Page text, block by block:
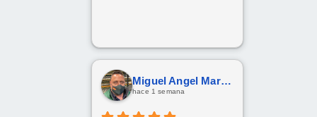
Miguel Angel Martín González
hace 1 semana